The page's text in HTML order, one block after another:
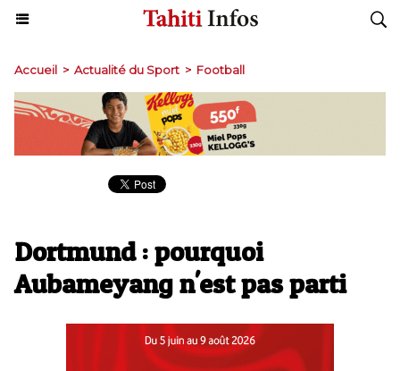
Accueil > Actualité du Sport > Football
Dortmund : pourquoi
Aubameyang n'est pas parti